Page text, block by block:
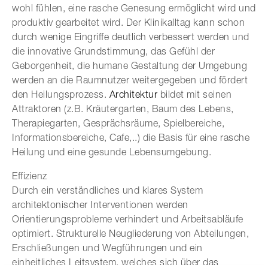
wohl fühlen, eine rasche Genesung ermöglicht wird und
produktiv gearbeitet wird. Der Klinikalltag kann schon
durch wenige Eingriffe deutlich verbessert werden und
die innovative Grundstimmung, das Gefühl der
Geborgenheit, die humane Gestaltung der Umgebung
werden an die Raumnutzer weitergegeben und fördert
den Heilungsprozess. Architektur bildet mit seinen
Attraktoren (z.B. Kräutergarten, Baum des Lebens,
Therapiegarten, Gesprächsräume, Spielbereiche,
Informationsbereiche, Cafe,..) die Basis für eine rasche
Heilung und eine gesunde Lebensumgebung.
Effizienz
Durch ein verständliches und klares System
architektonischer Interventionen werden
Orientierungsprobleme verhindert und Arbeitsabläufe
optimiert. Strukturelle Neugliederung von Abteilungen,
Erschließungen und Wegführungen und ein
einheitliches Leitsystem, welches sich über das